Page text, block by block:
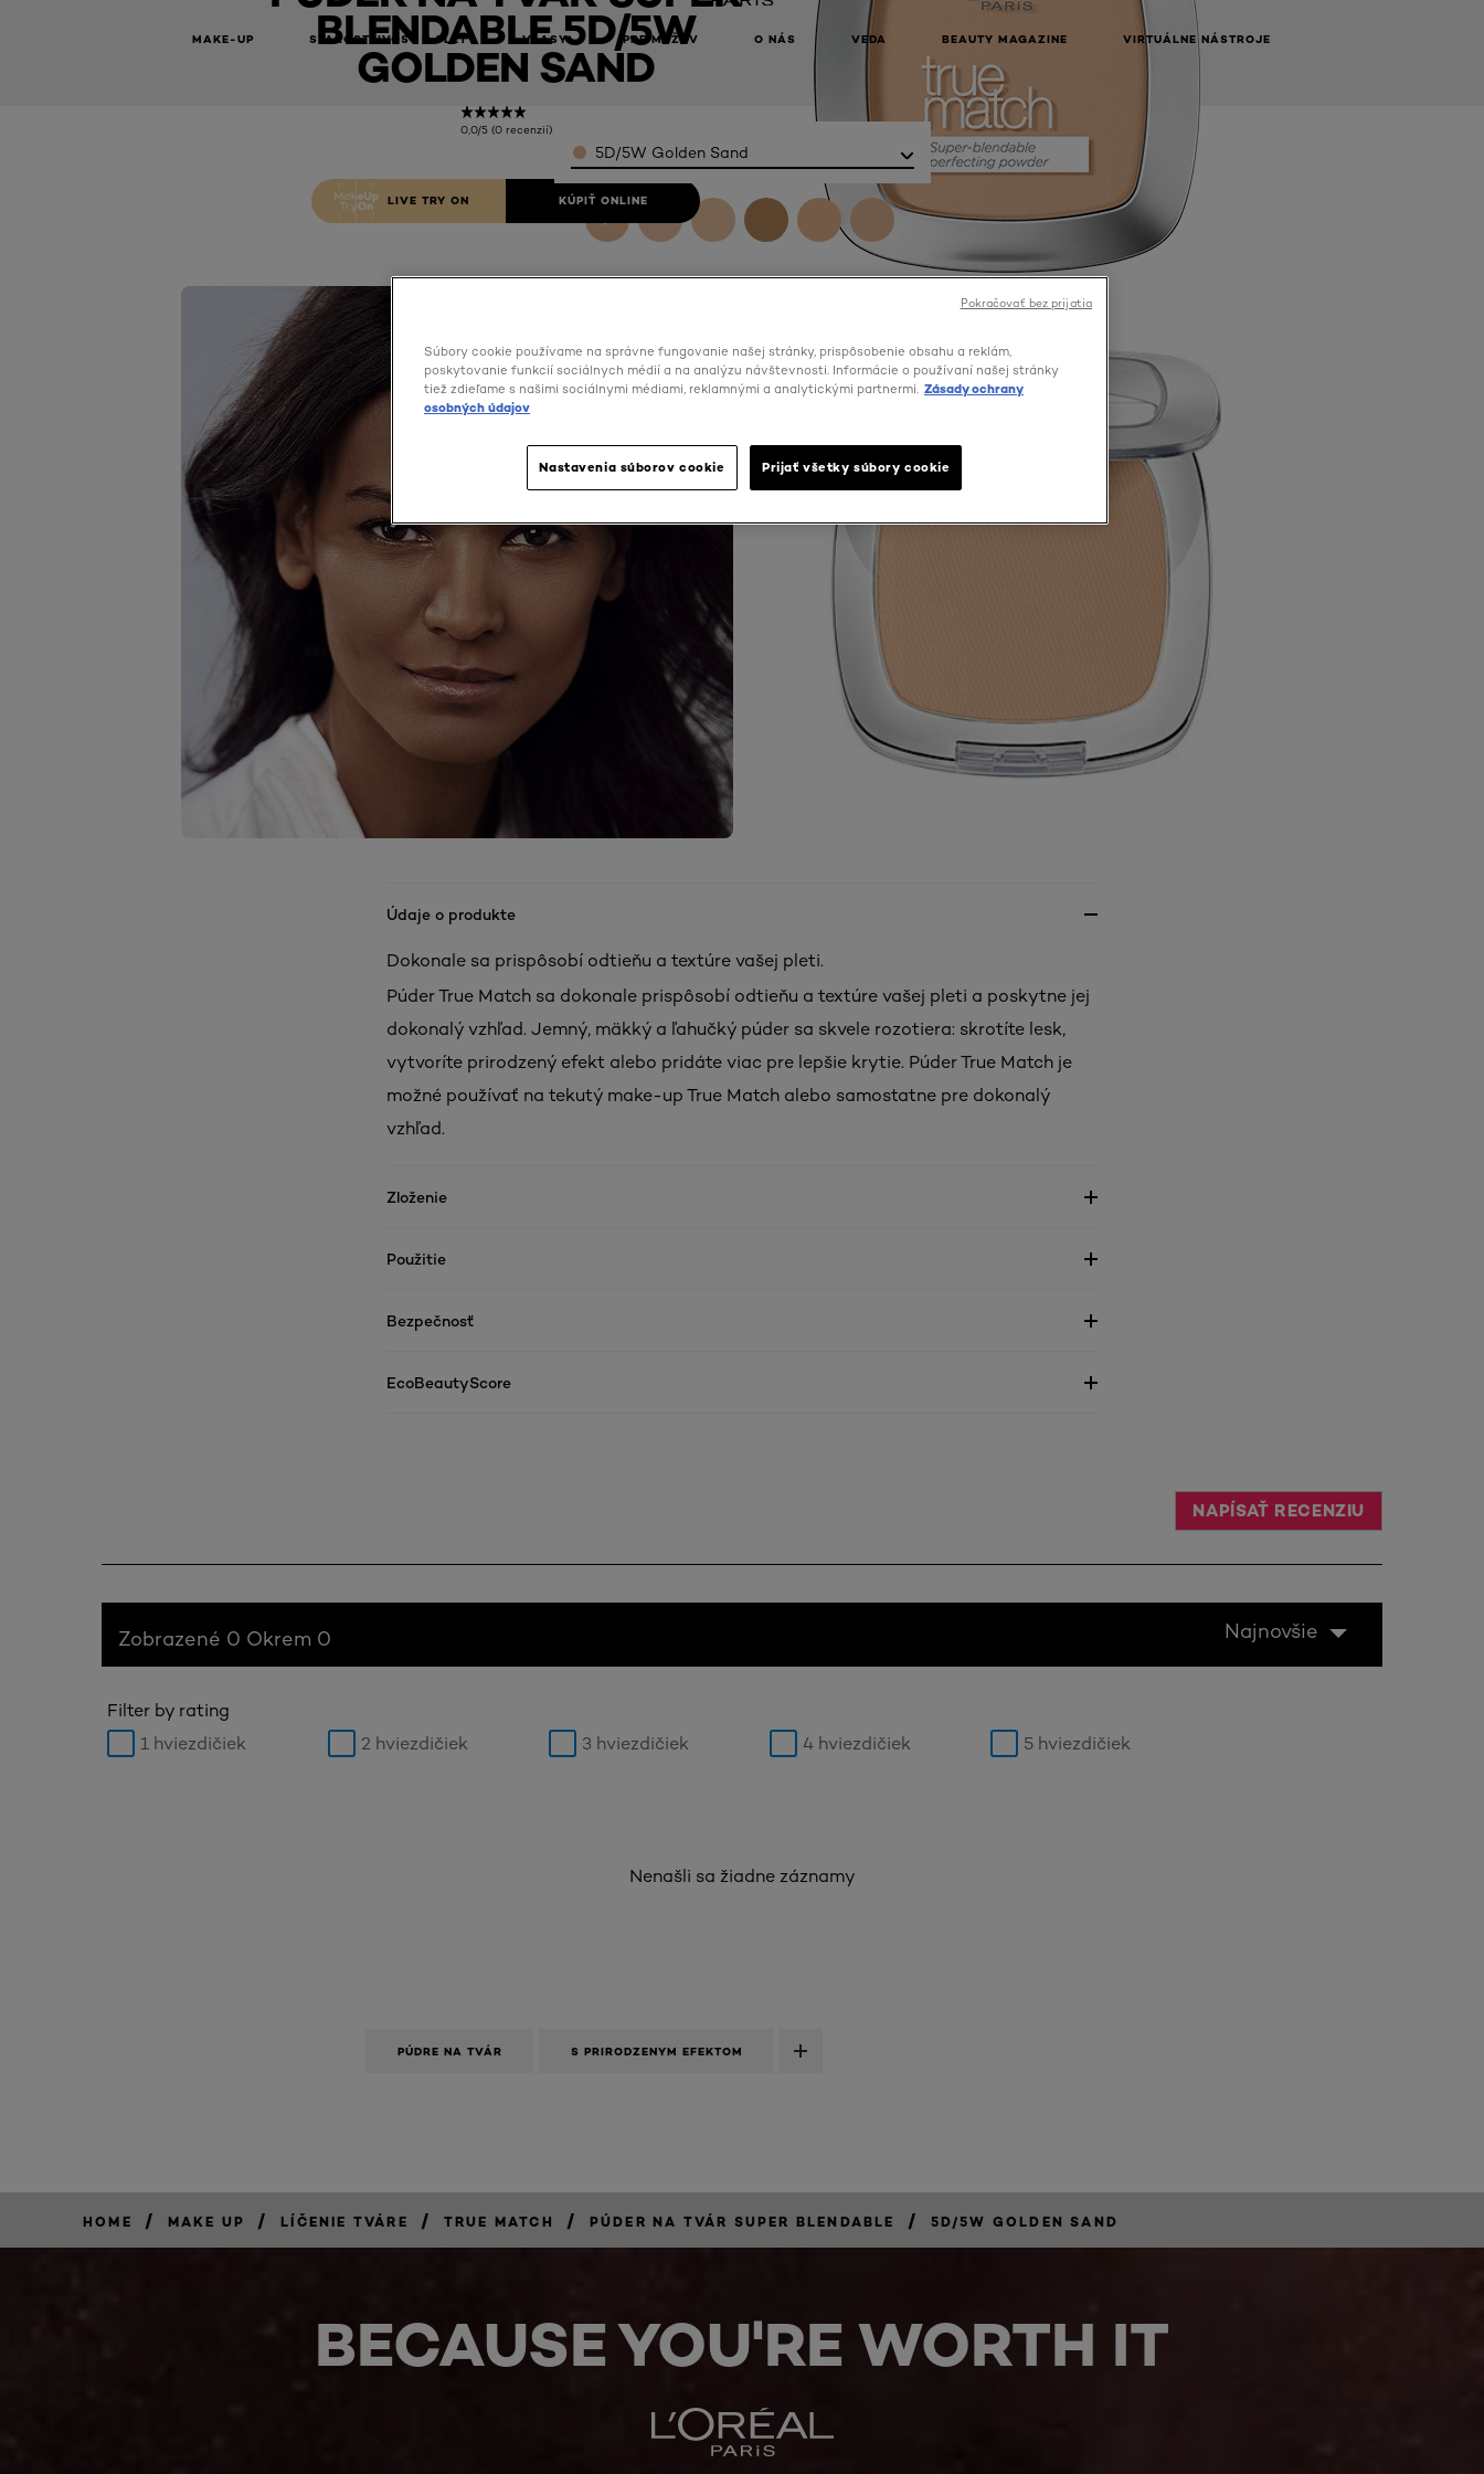
MAKE-UP STAROSTLIVOSŤ O PLEŤ VLASY PRE MUŽOV O NÁS VEDA BEAUTY MAGAZINE VIRTUÁLNE NÁSTROJE
BLENDABLE 5D/5W
GOLDEN SAND
0,0/5 (0 recenzií)
LIVE TRY ON KÚPIŤ ONLINE
Color5D/5W Golden Sand
Údaje o produkte
Dokonale sa prispôsobí odtieňu a textúre vašej pleti.
Púder True Match sa dokonale prispôsobí odtieňu a textúre vašej pleti a poskytne jej
dokonalý vzhľad. Jemný, mäkký a ľahučký púder sa skvele rozotiera: skrotíte lesk,
vytvoríte prirodzený efekt alebo pridáte viac pre lepšie krytie. Púder True Match je
možné používať na tekutý make-up True Match alebo samostatne pre dokonalý
vzhľad.
Zloženie
Použitie
Bezpečnosť
EcoBeautyScore
NAPÍSAŤ RECENZIU
Zobrazené 0 Okrem 0 Najnovšie
Filter by rating
1 hviezdičiek
2 hviezdičiek 3 hviezdičiek 4 hviezdičiek 5 hviezdičiek
Nenašli sa žiadne záznamy
PÚDRE NA TVÁR S PRIRODZENYM EFEKTOM
HOME / MAKE UP / LÍČENIE TVÁRE / TRUE MATCH / PÚDER NA TVÁR SUPER BLENDABLE / 5D/5W GOLDEN SAND
BECAUSE YOU'RE WORTH IT
Súbory cookie používame na správne fungovanie našej stránky, prispôsobenie obsahu a reklám,
poskytovanie funkcií sociálnych médií a na analýzu návštevnosti. Informácie o používaní našej stránky
tiež zdieľame s našimi sociálnymi médiami, reklamnými a analytickými partnermi. Zásady ochrany
osobných údajov
Nastavenia súborov cookie Prijať všetky súbory cookie
Pokračovať bez prijatia